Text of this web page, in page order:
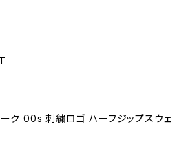
ーク 00s 刺繍ロゴ ハーフジップスウェ